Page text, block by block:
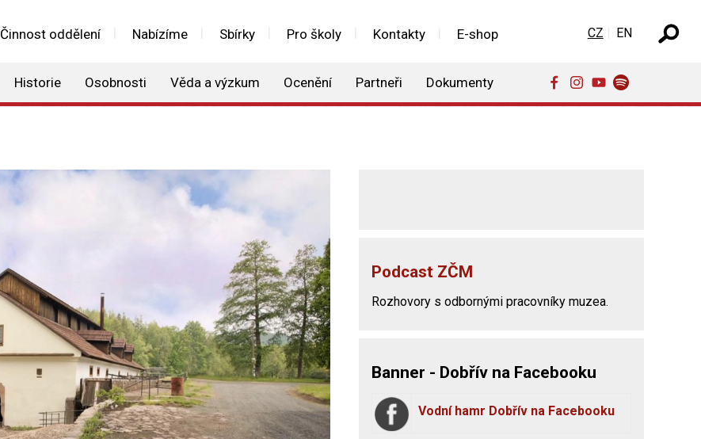
Činnost oddělení Nabízíme Sbírky Pro školy Kontakty E-shop
Historie Osobnosti Věda a výzkum Ocenění Partneři Dokumenty
Zvolte jazyk
CZ EN
Podcast ZČM
Rozhovory s odbornými pracovníky muzea.
Banner - Dobřív na Facebooku
Vodní hamr Dobřív na Facebooku